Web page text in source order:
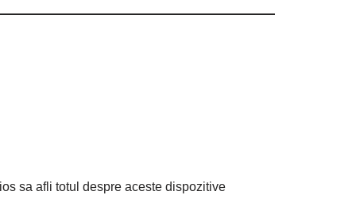
sa afli totul despre aceste dispozitive